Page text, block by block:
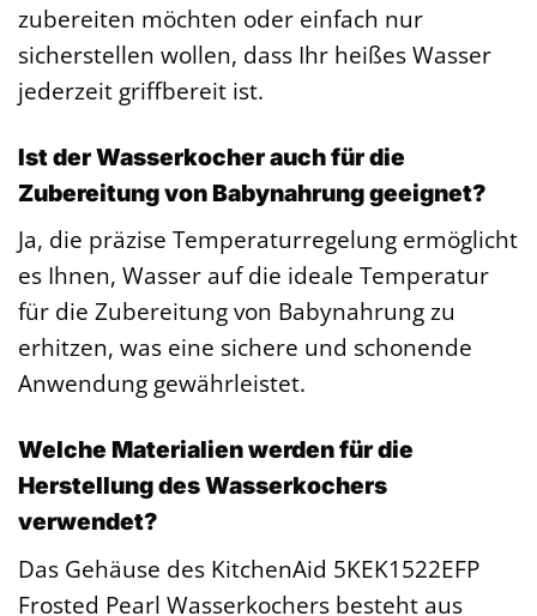
zubereiten möchten oder einfach nur
sicherstellen wollen, dass Ihr heißes Wasser
jederzeit griffbereit ist.
Ist der Wasserkocher auch für die
Zubereitung von Babynahrung geeignet?
Ja, die präzise Temperaturregelung ermöglicht
es Ihnen, Wasser auf die ideale Temperatur
für die Zubereitung von Babynahrung zu
erhitzen, was eine sichere und schonende
Anwendung gewährleistet.
Welche Materialien werden für die
Herstellung des Wasserkochers
verwendet?
Das Gehäuse des KitchenAid 5KEK1522EFP
Frosted Pearl Wasserkochers besteht aus